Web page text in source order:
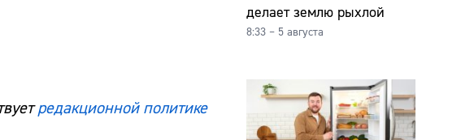
редакционной политике
делает землю рыхлой
8:33 – 5 августа